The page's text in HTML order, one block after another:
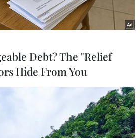
Debt? The "Relief
Hide From You